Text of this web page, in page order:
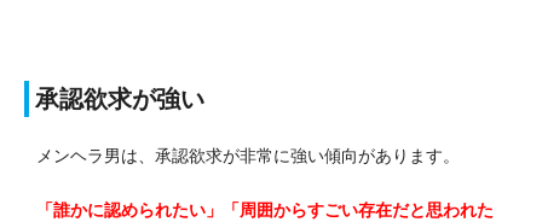
承認欲求が強い
メンヘラ男は、承認欲求が非常に強い傾向があります。
「誰かに認められたい」「周囲からすごい存在だと思われた